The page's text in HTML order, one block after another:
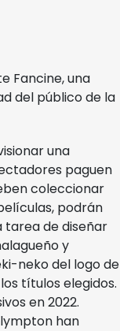
Fancine, una
del público de la
una
paguen
coleccionar
podrán
tarea de diseñar
y
neko del logo de
títulos elegidos.
en 2022.
han